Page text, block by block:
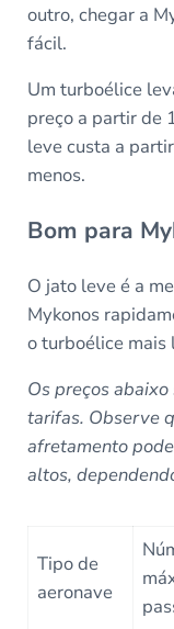
outro, chegar a
fácil.
Um turboélice
preço a partir de
leve custa a
menos.
Bom para
O jato leve é a
Mykonos
o turboélice mais
Os preços
tarifas. Observe
afretamento
altos,
Tipo de
aeronave